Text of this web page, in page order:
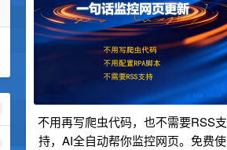
不用再写爬虫代码，也不需要RSS支
持，AI全自动帮你监控网页。免费使